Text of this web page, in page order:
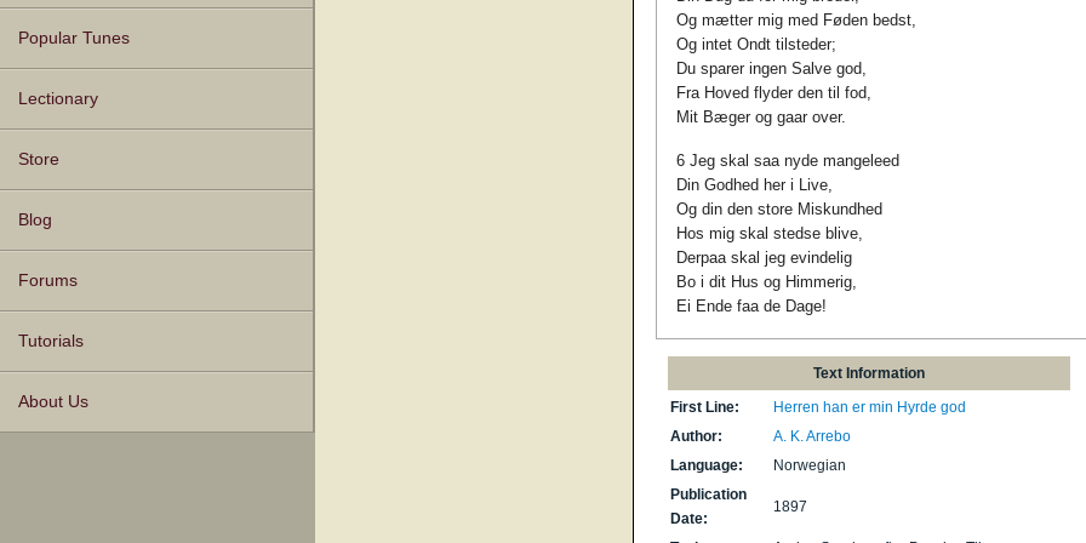
Popular Tunes
Lectionary
Store
Blog
Forums
Tutorials
About Us
Og mætter mig med Føden bedst,
Og intet Ondt tilsteder;
Du sparer ingen Salve god,
Fra Hoved flyder den til fod,
Mit Bæger og gaar over.
6 Jeg skal saa nyde mangeleed
Din Godhed her i Live,
Og din den store Miskundhed
Hos mig skal stedse blive,
Derpaa skal jeg evindelig
Bo i dit Hus og Himmerig,
Ei Ende faa de Dage!
Text Information
First Line:
Herren han er min Hyrde god
Author:
A. K. Arrebo
Language:
Norwegian
Publication
Date:
1897